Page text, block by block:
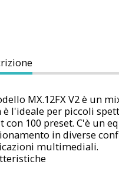
MX.12FX V2 è un
è l'ideale per piccoli
con 100 preset. C'è un
in diverse
multimediali.